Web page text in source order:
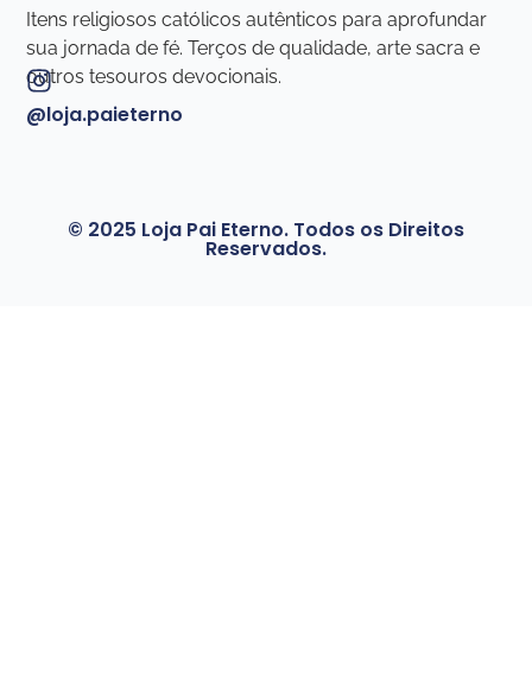
Itens religiosos católicos autênticos para aprofundar
sua jornada de fé. Terços de qualidade, arte sacra e
outros tesouros devocionais.
@loja.paieterno
© 2025 Loja Pai Eterno. Todos os Direitos
Reservados.